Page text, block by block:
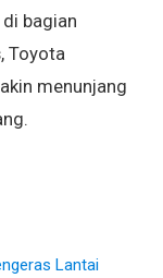
bagian
Toyota
menunjang
Lantai